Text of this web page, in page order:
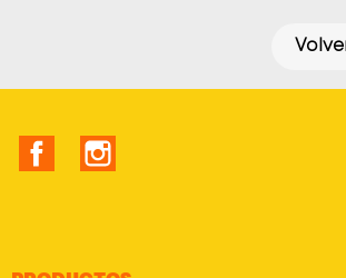
Facebook